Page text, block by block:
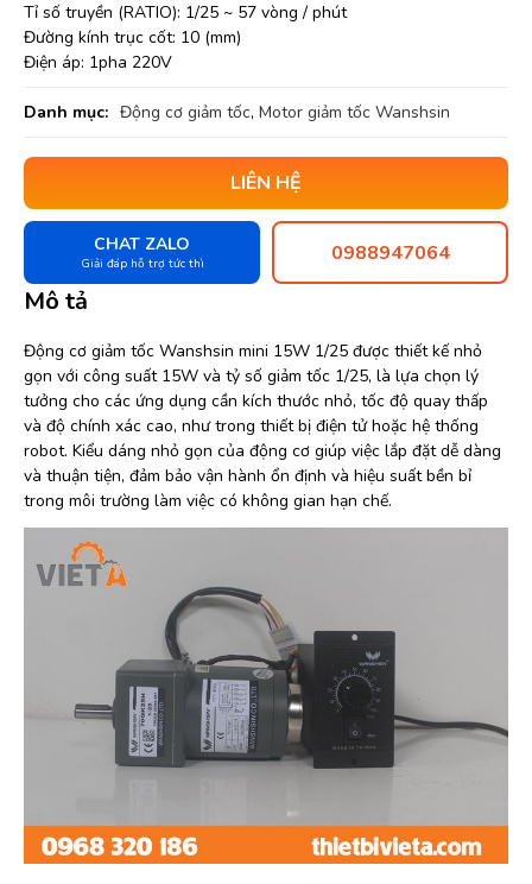
Tỉ số truyền (RATIO): 1/25 ~ 57 vòng / phút
Đường kính trục cốt: 10 (mm)
Điện áp: 1pha 220V
Danh mục: Động cơ giảm tốc, Motor giảm tốc Wanshsin
LIÊN HỆ
CHAT ZALO
Giải đáp hỗ trợ tức thì 0988947064
Mô tả
Động cơ giảm tốc Wanshsin mini 15W 1/25 được thiết kế nhỏ
gọn với công suất 15W và tỷ số giảm tốc 1/25, là lựa chọn lý
tưởng cho các ứng dụng cần kích thước nhỏ, tốc độ quay thấp
và độ chính xác cao, như trong thiết bị điện tử hoặc hệ thống
robot. Kiểu dáng nhỏ gọn của động cơ giúp việc lắp đặt dễ dàng
và thuận tiện, đảm bảo vận hành ổn định và hiệu suất bền bỉ
trong môi trường làm việc có không gian hạn chế.